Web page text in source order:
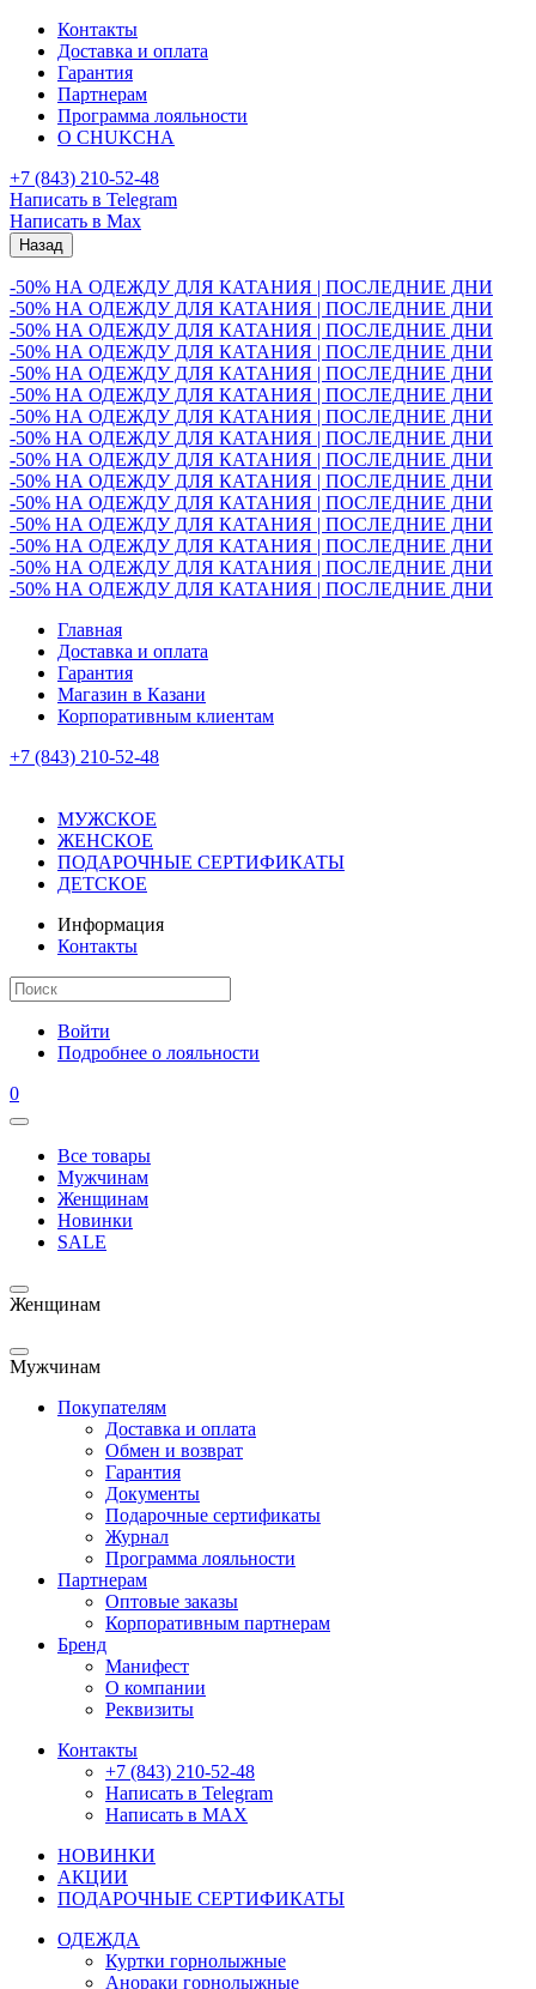
Контакты
Доставка и оплата
Гарантия
Партнерам
Программа лояльности
О CHUKCHA
+7 (843) 210-52-48
Написать в Telegram
Написать в Max
Назад
-50% НА ОДЕЖДУ ДЛЯ КАТАНИЯ | ПОСЛЕДНИЕ ДНИ
-50% НА ОДЕЖДУ ДЛЯ КАТАНИЯ | ПОСЛЕДНИЕ ДНИ
-50% НА ОДЕЖДУ ДЛЯ КАТАНИЯ | ПОСЛЕДНИЕ ДНИ
-50% НА ОДЕЖДУ ДЛЯ КАТАНИЯ | ПОСЛЕДНИЕ ДНИ
-50% НА ОДЕЖДУ ДЛЯ КАТАНИЯ | ПОСЛЕДНИЕ ДНИ
-50% НА ОДЕЖДУ ДЛЯ КАТАНИЯ | ПОСЛЕДНИЕ ДНИ
-50% НА ОДЕЖДУ ДЛЯ КАТАНИЯ | ПОСЛЕДНИЕ ДНИ
-50% НА ОДЕЖДУ ДЛЯ КАТАНИЯ | ПОСЛЕДНИЕ ДНИ
-50% НА ОДЕЖДУ ДЛЯ КАТАНИЯ | ПОСЛЕДНИЕ ДНИ
-50% НА ОДЕЖДУ ДЛЯ КАТАНИЯ | ПОСЛЕДНИЕ ДНИ
-50% НА ОДЕЖДУ ДЛЯ КАТАНИЯ | ПОСЛЕДНИЕ ДНИ
-50% НА ОДЕЖДУ ДЛЯ КАТАНИЯ | ПОСЛЕДНИЕ ДНИ
-50% НА ОДЕЖДУ ДЛЯ КАТАНИЯ | ПОСЛЕДНИЕ ДНИ
-50% НА ОДЕЖДУ ДЛЯ КАТАНИЯ | ПОСЛЕДНИЕ ДНИ
-50% НА ОДЕЖДУ ДЛЯ КАТАНИЯ | ПОСЛЕДНИЕ ДНИ
Главная
Доставка и оплата
Гарантия
Магазин в Казани
Корпоративным клиентам
+7 (843) 210-52-48
МУЖСКОЕ
ЖЕНСКОЕ
ПОДАРОЧНЫЕ СЕРТИФИКАТЫ
ДЕТСКОЕ
Информация
Контакты
Войти
Подробнее о лояльности
0
Все товары
Мужчинам
Женщинам
Новинки
SALE
Женщинам
Мужчинам
Покупателям
Доставка и оплата
Обмен и возврат
Гарантия
Документы
Подарочные сертификаты
Журнал
Программа лояльности
Партнерам
Оптовые заказы
Корпоративным партнерам
Бренд
Манифест
О компании
Реквизиты
Контакты
+7 (843) 210-52-48
Написать в Telegram
Написать в MAX
НОВИНКИ
АКЦИИ
ПОДАРОЧНЫЕ СЕРТИФИКАТЫ
ОДЕЖДА
Куртки горнолыжные
Анораки горнолыжные